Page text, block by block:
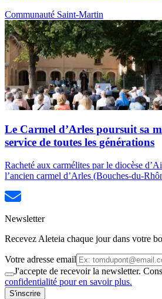
Communauté Saint-Martin
Le Carmel d’Arles poursuit sa
service de toutes les générations
Racheté aux carmélites par le diocèse
l’ancien carmel d’Arles (Bouches-du-
Newsletter
Recevez Aleteia chaque jour dans votre
Votre adresse email
J'accepte de recevoir la newsletter.
confidentialité pour en savoir plus.
S'inscrire